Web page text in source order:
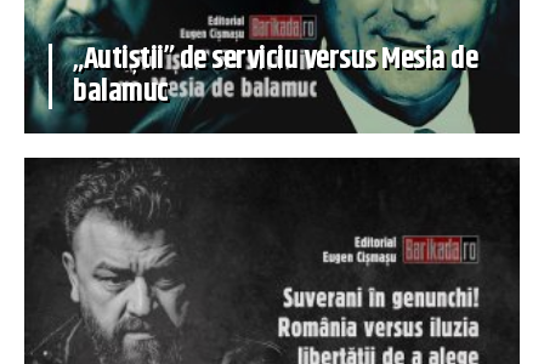
„Autiștii” de serviciu versus Mesia de
balamuc